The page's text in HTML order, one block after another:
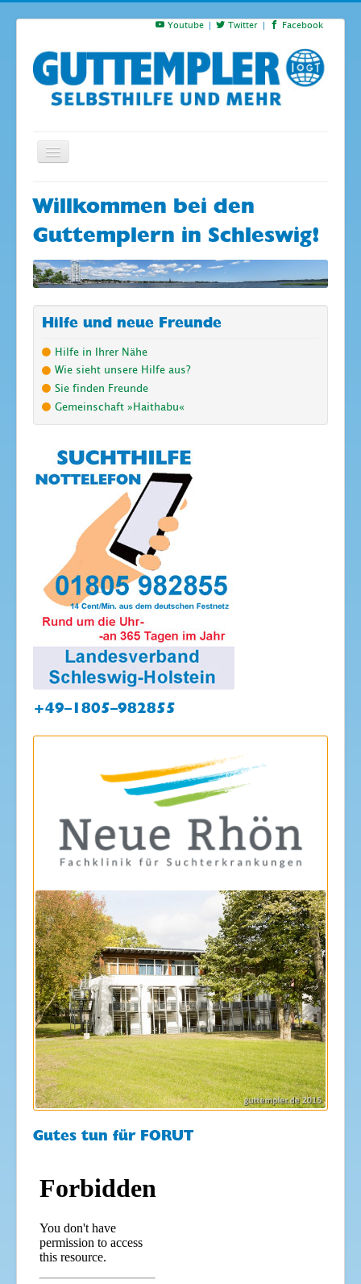
Youtube Twitter Facebook
Suchen
S
Willkommen bei den
Guttemplern in Schleswig!
Hilfe und neue Freunde
Hilfe in Ihrer Nähe
Wie sieht unsere Hilfe aus?
Sie finden Freunde
Gemeinschaft »Haithabu«
+49–1805–982855
Gutes tun für FORUT